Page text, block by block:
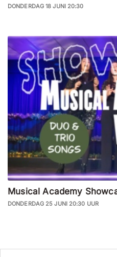
DONDERDAG 18 JUNI 20:30
Musical Academy
DONDERDAG 25 JUNI 20:30 UUR